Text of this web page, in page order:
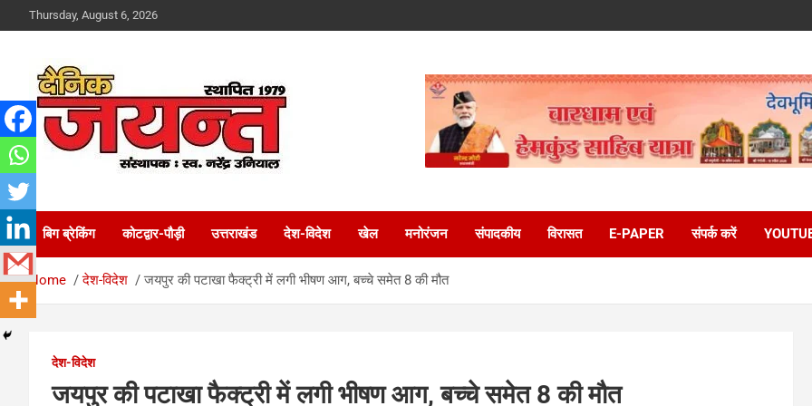
to
Thursday, August 6, 2026
Dainik Jayant
बिग ब्रेकिंग कोटद्वार-पौड़ी उत्तराखंड देश-विदेश खेल मनोरंजन संपादकीय विरासत E-PAPER संपर्क करें
Home देश-विदेश जयपुर की पटाखा फैक्ट्री में लगी भीषण आग, बच्चे समेत 8 की मौत
देश-विदेश
जयपुर की पटाखा फैक्ट्री में लगी भीषण आग, बच्चे समेत 8 की मौत